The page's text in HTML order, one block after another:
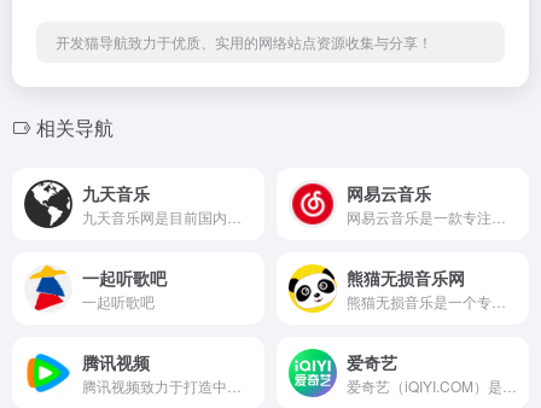
开发猫导航致力于优质、实用的网络站点资源收集与分享！
相关导航
九天音乐 网易云音乐
一起听歌吧
一起听歌吧
熊猫无损音乐网
腾讯视频 爱奇艺